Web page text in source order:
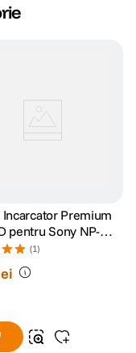
Incarcator Premium
pentru Sony NP-
iesire USB-C
(1)